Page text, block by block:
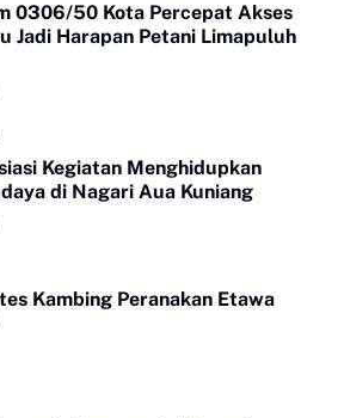
0306/50 Kota Percepat Akses
Jadi Harapan Petani Limapuluh
Kegiatan Menghidupkan
di Nagari Aua Kuniang
Kambing Peranakan Etawa